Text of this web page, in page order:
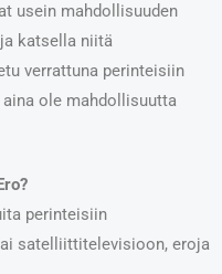
usein mahdollisuuden
katsella niitä
verrattuna perinteisiin
ole mahdollisuutta
perinteisiin
satelliittitelevisioon, eroja